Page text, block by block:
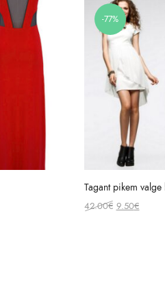
-77%
Tagant pikem
42.00€ Original
9.50€Current